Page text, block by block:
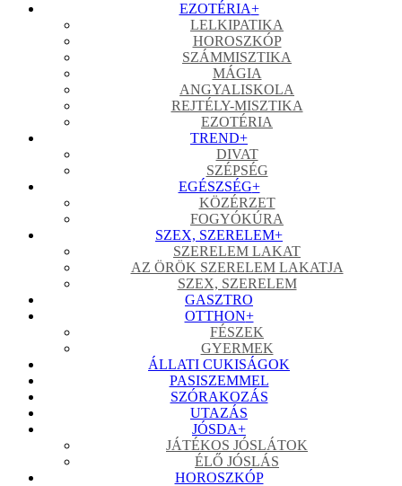
EZOTÉRIA+
LELKIPATIKA
HOROSZKÓP
SZÁMMISZTIKA
MÁGIA
ANGYALISKOLA
REJTÉLY-MISZTIKA
EZOTÉRIA
TREND+
DIVAT
SZÉPSÉG
EGÉSZSÉG+
KÖZÉRZET
FOGYÓKÚRA
SZEX, SZERELEM+
SZERELEM LAKAT
AZ ÖRÖK SZERELEM LAKATJA
SZEX, SZERELEM
GASZTRO
OTTHON+
FÉSZEK
GYERMEK
ÁLLATI CUKISÁGOK
PASISZEMMEL
SZÓRAKOZÁS
UTAZÁS
JÓSDA+
JÁTÉKOS JÓSLÁTOK
ÉLŐ JÓSLÁS
HOROSZKÓP